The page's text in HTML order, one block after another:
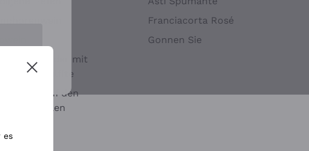
Sulfit oder mit
Sulfite
auf den
Franciacorta Rosé
Gonnen Sie
es